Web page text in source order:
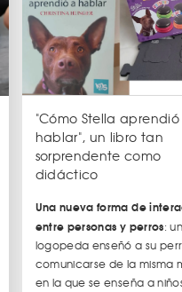
"Cómo Stella
hablar", un libro tan
sorprendente como
didáctico
Una nueva forma de
entre personas y perros:
logopeda enseñó a su
comunicarse de la misma
en la que se enseña a